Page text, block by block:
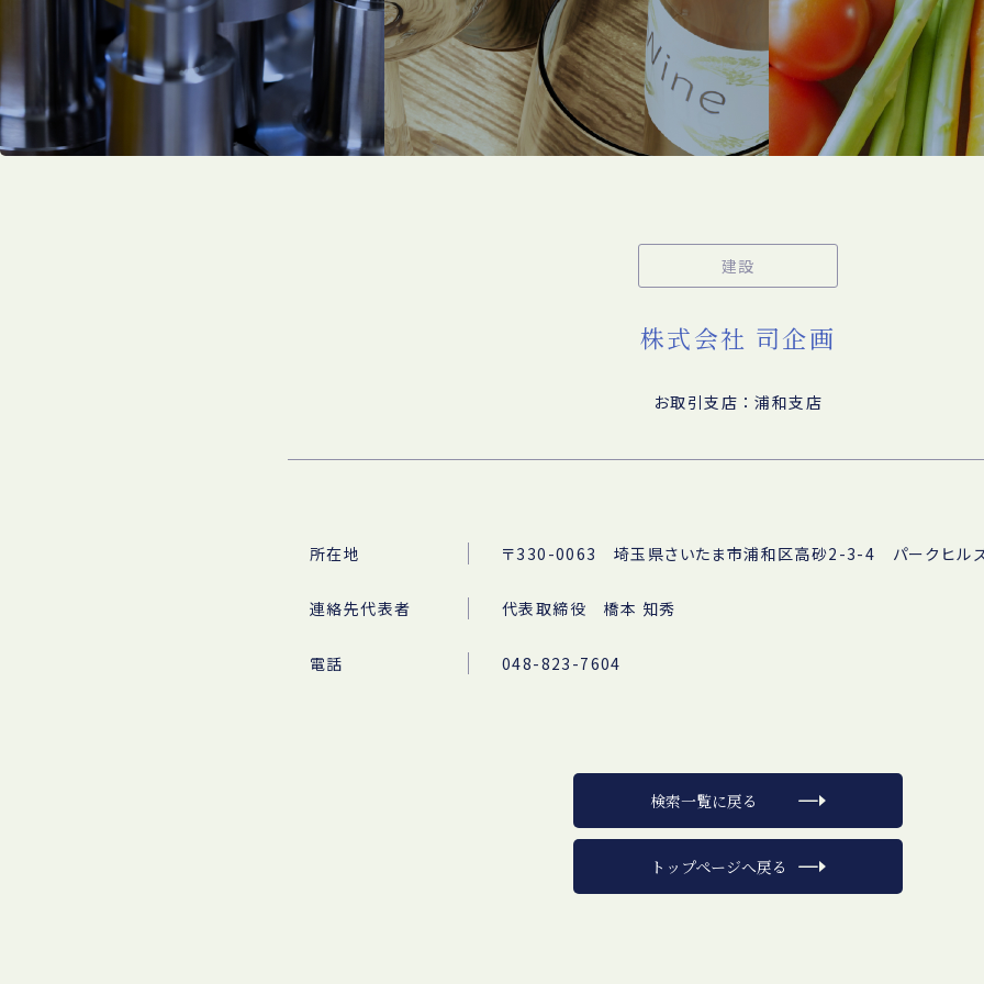
建設
株式会社 司企画
お取引支店：浦和支店
所在地 〒330-0063 埼玉県さいたま市浦和区高砂2-3-4 パークヒル
連絡先代表者 代表取締役 橋本 知秀
電話 048-823-7604
検索一覧に戻る
トップページへ戻る